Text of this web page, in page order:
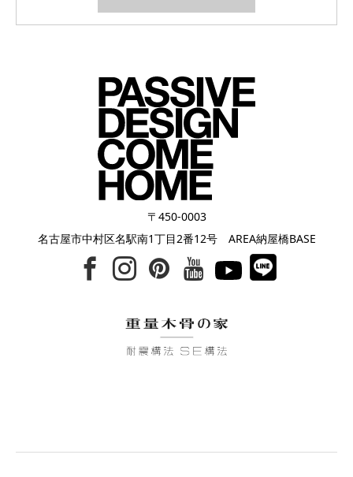
〒450-0003
名古屋市中村区名駅南1丁目2番12号 AREA納屋橋BASE